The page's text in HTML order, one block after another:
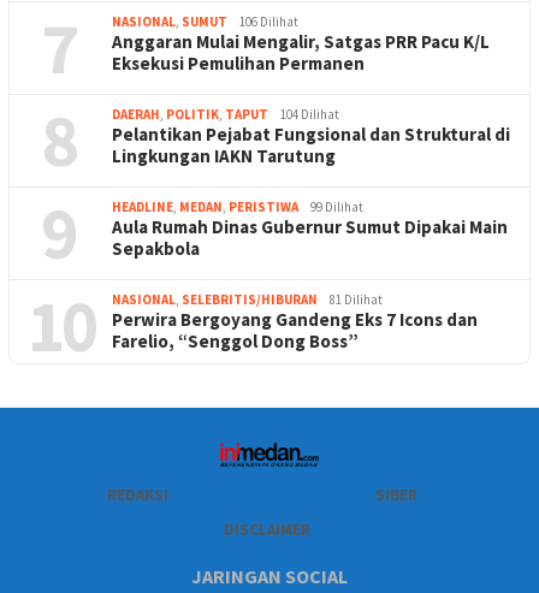
7 NASIONAL, SUMUT 106 Dilihat
Anggaran Mulai Mengalir, Satgas PRR Pacu K/L
Eksekusi Pemulihan Permanen
8 DAERAH, POLITIK, TAPUT 104 Dilihat
Pelantikan Pejabat Fungsional dan Struktural di
Lingkungan IAKN Tarutung
9 HEADLINE, MEDAN, PERISTIWA 99 Dilihat
Aula Rumah Dinas Gubernur Sumut Dipakai Main
Sepakbola
10 NASIONAL, SELEBRITIS/HIBURAN 81 Dilihat
Perwira Bergoyang Gandeng Eks 7 Icons dan
Farelio, “Senggol Dong Boss”
REDAKSI
SIBER
DISCLAIMER
JARINGAN SOCIAL